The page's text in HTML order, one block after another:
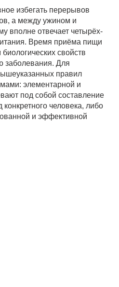
избегать перерывов
а между ужином и
вполне отвечает четырёх-
Время приёма пищи
биологических свойств
заболевания. Для
правил
элементарной и
под собой составление
человека, либо
и эффективной